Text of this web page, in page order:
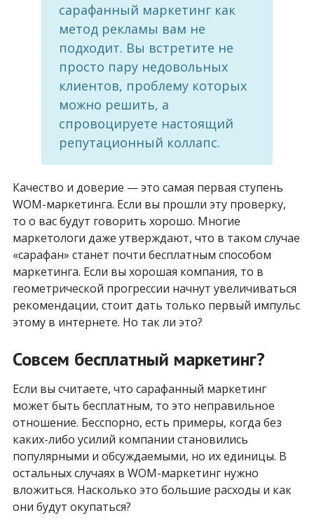
сарафанный маркетинг как
метод рекламы вам не
подходит. Вы встретите не
просто пару недовольных
клиентов, проблему которых
можно решить, а
спровоцируете настоящий
репутационный коллапс.
Качество и доверие — это самая первая ступень
WOM-маркетинга. Если вы прошли эту проверку,
то о вас будут говорить хорошо. Многие
маркетологи даже утверждают, что в таком случае
«сарафан» станет почти бесплатным способом
маркетинга. Если вы хорошая компания, то в
геометрической прогрессии начнут увеличиваться
рекомендации, стоит дать только первый импульс
этому в интернете. Но так ли это?
Совсем бесплатный маркетинг?
Если вы считаете, что сарафанный маркетинг
может быть бесплатным, то это неправильное
отношение. Бесспорно, есть примеры, когда без
каких-либо усилий компании становились
популярными и обсуждаемыми, но их единицы. В
остальных случаях в WOM-маркетинг нужно
вложиться. Насколько это большие расходы и как
они будут окупаться?